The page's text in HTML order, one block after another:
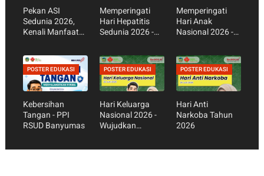
Pekan ASI
Sedunia 2026,
Kenali Manfaat
Memperingati
Hari Hepatitis
Sedunia 2026 -
dan Pentingnya
Vaksin Hepatitis
Memperingati
Hari Anak
Nasional 2026 -
Gadget,
Wujudkan Anak
Sehat dan Hebat
POSTER EDUKASI
Kebersihan
Tangan - PPI
RSUD Banyumas
POSTER EDUKASI
Hari Keluarga
Nasional 2026 -
Wujudkan
POSTER EDUKASI
Hari Anti
Narkoba Tahun
2026